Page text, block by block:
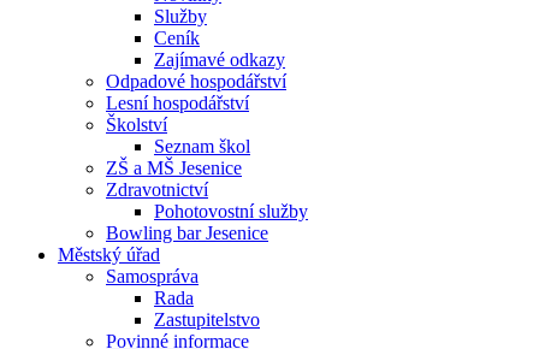
Služby
Ceník
Zajímavé odkazy
Odpadové hospodářství
Lesní hospodářství
Školství
Seznam škol
ZŠ a MŠ Jesenice
Zdravotnictví
Pohotovostní služby
Bowling bar Jesenice
Městský úřad
Samospráva
Rada
Zastupitelstvo
Povinné informace